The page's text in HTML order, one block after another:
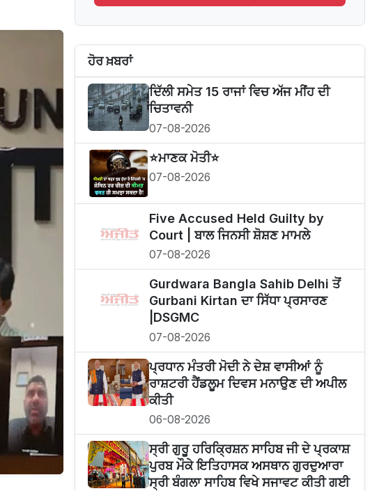
ਹੋਰ ਖ਼ਬਰਾਂ
ਦਿੱਲੀ ਸਮੇਤ 15 ਰਾਜਾਂ ਵਿਚ ਅੱਜ ਮੀਂਹ ਦੀ
ਚਿਤਾਵਨੀ
07-08-2026
⭐️ਮਾਣਕ ਮੋਤੀ⭐️
07-08-2026
Five Accused Held Guilty by
Court | ਬਾਲ ਜਿਨਸੀ ਸ਼ੋਸ਼ਣ ਮਾਮਲੇ
07-08-2026
Gurdwara Bangla Sahib Delhi ਤੋਂ
Gurbani Kirtan ਦਾ ਸਿੱਧਾ ਪ੍ਰਸਾਰਣ
|DSGMC
07-08-2026
ਪ੍ਰਧਾਨ ਮੰਤਰੀ ਮੋਦੀ ਨੇ ਦੇਸ਼ ਵਾਸੀਆਂ ਨੂੰ
ਰਾਸ਼ਟਰੀ ਹੈਂਡਲੂਮ ਦਿਵਸ ਮਨਾਉਣ ਦੀ ਅਪੀਲ
ਕੀਤੀ
06-08-2026
ਸ੍ਰੀ ਗੁਰੂ ਹਰਿਕ੍ਰਿਸ਼ਨ ਸਾਹਿਬ ਜੀ ਦੇ ਪ੍ਰਕਾਸ਼
ਪੁਰਬ ਮੌਕੇ ਇਤਿਹਾਸਕ ਅਸਥਾਨ ਗੁਰਦੁਆਰਾ
ਸ੍ਰੀ ਬੰਗਲਾ ਸਾਹਿਬ ਵਿਖੇ ਸਜਾਵਟ ਕੀਤੀ ਗਈ